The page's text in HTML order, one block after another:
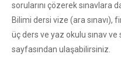
sorularını çözerek sınavlara
Bilimi dersi vize (ara sınavı),
üç ders ve yaz okulu sınav ve
sayfasından ulaşabilirsiniz.